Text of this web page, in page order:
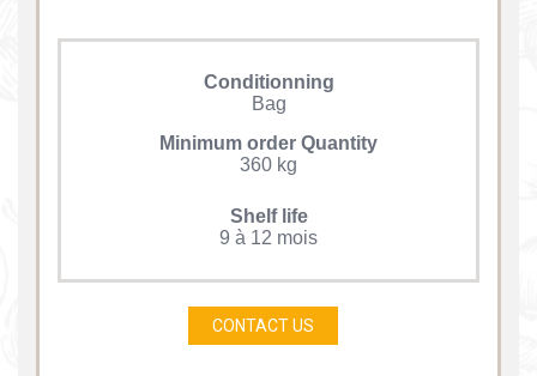
Conditionning
Bag
Minimum order Quantity
360 kg
Shelf life
9 à 12 mois
CONTACT US